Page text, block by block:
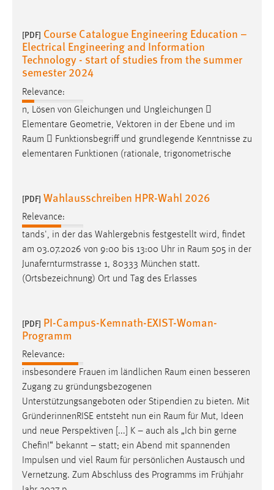
[PDF] Course Catalogue Engineering Education –
Electrical Engineering and Information
Technology - start of studies from the summer
semester 2024
Relevance:
n, Lösen von Gleichungen und Ungleichungen 
Elementare Geometrie, Vektoren in der Ebene und im
Raum  Funktionsbegriff und grundlegende Kenntnisse zu
elementaren Funktionen (rationale, trigonometrische
[PDF] Wahlausschreiben HPR-Wahl 2026
Relevance:
tands', in der das Wahlergebnis festgestellt wird, findet
am 03.07.2026 von 9:00 bis 13:00 Uhr in Raum 505 in der
Junafernturmstrasse 1, 80333 München statt.
(Ortsbezeichnung) Ort und Tag des Erlasses
[PDF] PI-Campus-Kemnath-EXIST-Woman-
Programm
Relevance:
insbesondere Frauen im ländlichen Raum einen besseren
Zugang zu gründungsbezogenen
Unterstützungsangeboten oder Stipendien zu bieten. Mit
GründerinnenRISE entsteht nun ein Raum für Mut, Ideen
und neue Perspektiven [...] K – auch als „Ich bin gerne
Chefin!“ bekannt – statt; ein Abend mit spannenden
Impulsen und viel Raum für persönlichen Austausch und
Vernetzung. Zum Abschluss des Programms im Frühjahr